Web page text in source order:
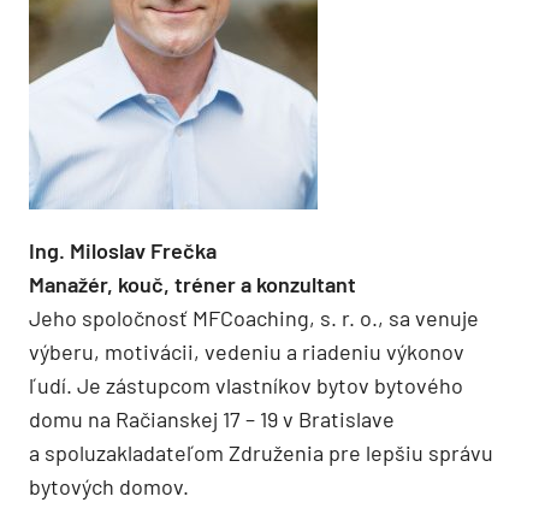
Ing. Miloslav Frečka
Manažér, kouč, tréner a konzultant
Jeho spoločnosť MFCoaching, s. r. o., sa venuje
výberu, motivácii, vedeniu a riadeniu výkonov
ľudí. Je zástupcom vlastníkov bytov bytového
domu na Račianskej 17 – 19 v Bratislave
a spoluzakladateľom Združenia pre lepšiu správu
bytových domov.